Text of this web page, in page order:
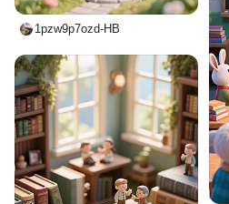
1pzw9p7ozd-HB